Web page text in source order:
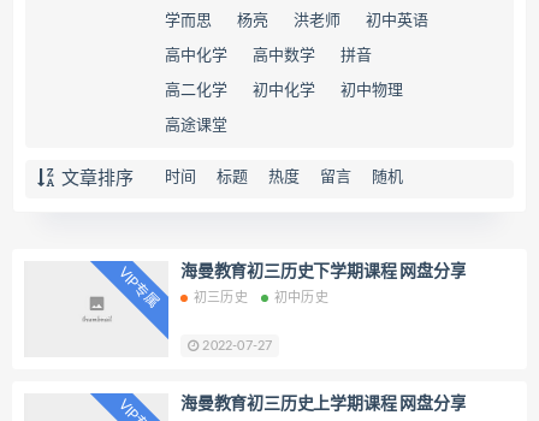
学而思 杨亮 洪老师 初中英语
高中化学 高中数学 拼音
高二化学 初中化学 初中物理
高途课堂
文章排序 时间 标题 热度 留言 随机
VIP专属 海曼教育初三历史下学期课程 网盘分享
初三历史 初中历史
2022-07-27
海曼教育初三历史上学期课程 网盘分享